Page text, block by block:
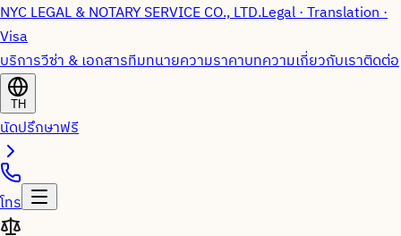
NYC LEGAL & NOTARY SERVICE CO., LTD.Legal · Translation ·
Visa
บริการวีซ่า & เอกสารทีมทนายความราคาบทความเกี่ยวกับเราติดต่อ
TH
นัดปรึกษาฟรี
โทร